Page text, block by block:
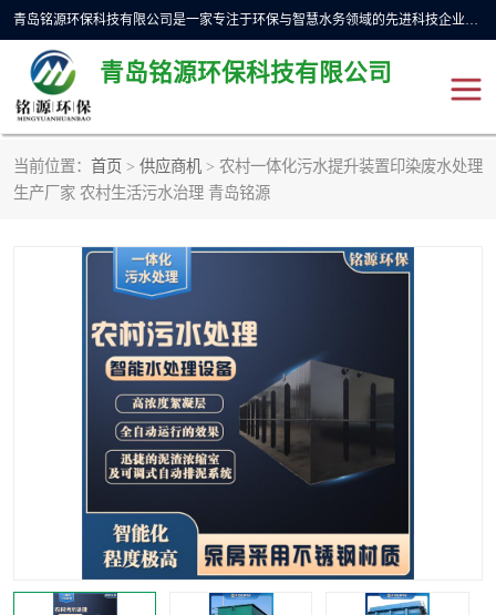
青岛铭源环保科技有限公司是一家专注于环保与智慧水务领域的先进科技企业，公司专注于云智能一体化预制泵站、水务循环利用、海绵城市、云智慧水务开发及新型环保技术研发等领域。铭源环保以为客户提供优质产品、专业技术服务为己任。为客户提供量身定制方案，提供多种配置方案满足实际使用要求。严控供货周期，并提供高标准后期维护。以环保为己任，视质量如生命，以技术做先导，靠诚信赢客户。
青岛铭源环保科技有限公司
当前位置： 首页 > 供应商机 > 农村一体化污水提升装置印染废水处理
生产厂家 农村生活污水治理 青岛铭源
一体化HMPP泵站
智能截流井 智能旋转喷射器
下开式堰门
加压泵房/灌溉泵房 一体化预制泵站
不锈钢浮筒阀 真空冲洗装置
雨水收集回用装置 门式冲洗装置
智能一体化灌溉泵房
水面垃圾清理装置 浅层砂过滤装置